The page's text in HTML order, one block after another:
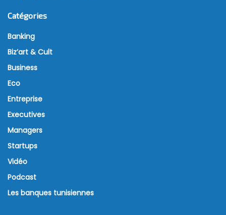
Catégories
Banking
Biz’art & Cult
Business
Eco
Entreprise
Executives
Managers
Startups
Vidéo
Podcast
Les banques tunisiennes